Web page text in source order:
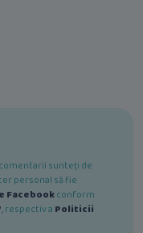
sunteți de
personal să fie
Facebookconform
, respectiv a Politicii